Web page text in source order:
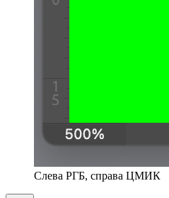
Слева РГБ, справа ЦМИК